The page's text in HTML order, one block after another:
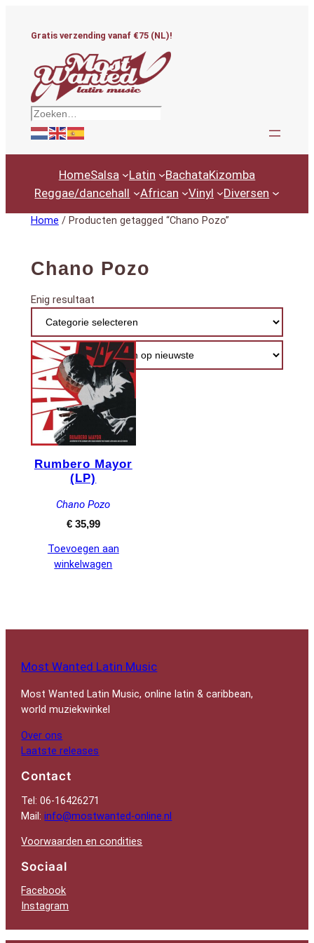
Gratis verzending vanaf €75 (NL)!
Zoeken
HomeSalsa Latin BachataKizomba
Reggae/dancehall
African Vinyl Diversen
Home / Producten getagged “Chano Pozo”
Chano Pozo
Enig resultaat
Rumbero Mayor
(LP)
Chano Pozo
€35,99
Toevoegen aan
winkelwagen
Most Wanted Latin Music
Most Wanted Latin Music, online latin & caribbean,
world muziekwinkel
Over ons
Laatste releases
Contact
Tel: 06-16426271
Mail:info@mostwanted-online.nl
Voorwaarden en condities
Sociaal
Facebook
Instagram